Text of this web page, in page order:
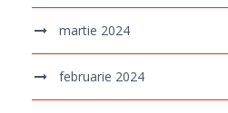
martie 2024
februarie 2024